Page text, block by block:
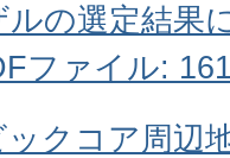
の選定結果
ファイル:
クコア周辺